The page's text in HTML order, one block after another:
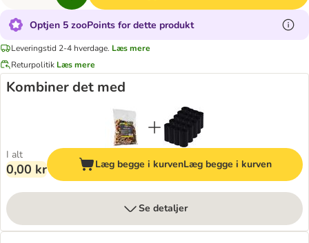
Optjen 5 zooPoints for dette produkt
Leveringstid 2-4 hverdage. Læs mere
Returpolitik Læs mere
Kombiner det med
I alt
0,00 kr Læg begge i kurvenLæg begge i kurven
Se detaljer